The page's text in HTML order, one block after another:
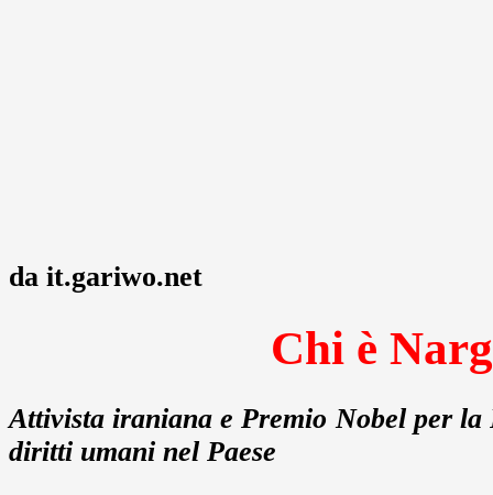
da it.gariwo.net
Chi è
Attivista iraniana e Premio Nobel per
diritti umani nel Paese